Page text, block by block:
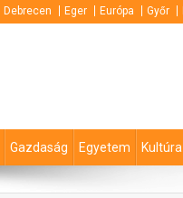
Debrecen Eger Európa Győr
Gazdaság Egyetem Kultúra